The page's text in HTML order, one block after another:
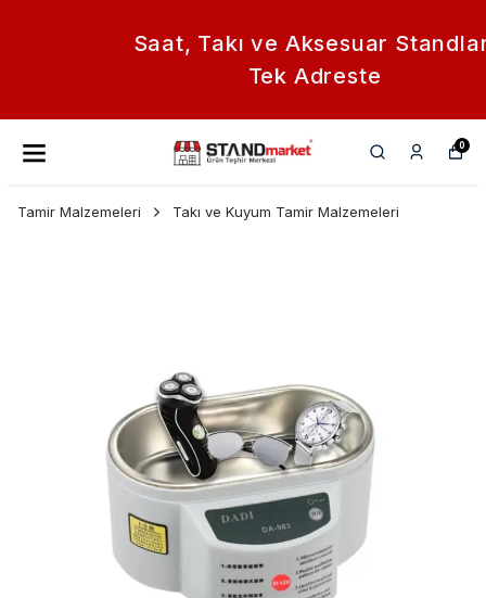
Saat, Takı ve Aksesuar Standları
Tek Adreste
0
Tamir Malzemeleri Takı ve Kuyum Tamir Malzemeleri